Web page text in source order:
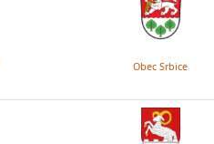
Obec Srbice